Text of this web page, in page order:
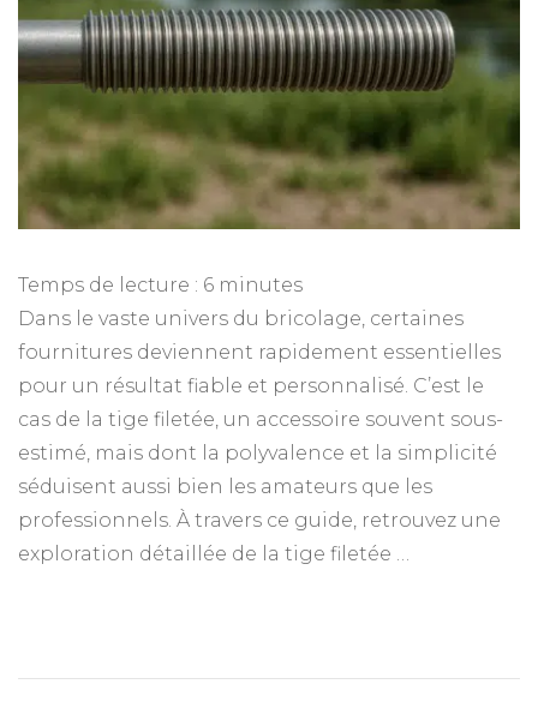
Temps de lecture : 6 minutes
Dans le vaste univers du bricolage, certaines
fournitures deviennent rapidement essentielles
pour un résultat fiable et personnalisé. C’est le
cas de la tige filetée, un accessoire souvent sous-
estimé, mais dont la polyvalence et la simplicité
séduisent aussi bien les amateurs que les
professionnels. À travers ce guide, retrouvez une
exploration détaillée de la tige filetée …